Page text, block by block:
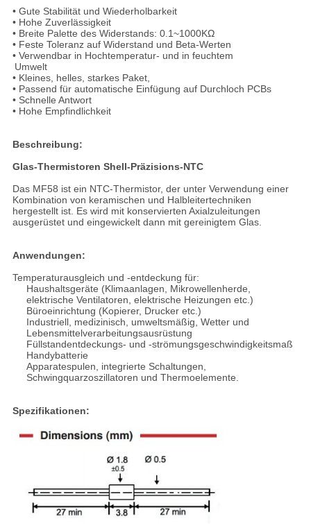
• Gute Stabilität und Wiederholbarkeit
• Hohe Zuverlässigkeit
• Breite Palette des Widerstands: 0.1~1000KΩ
• Feste Toleranz auf Widerstand und Beta-Werten
• Verwendbar in Hochtemperatur- und in feuchtem
Umwelt
• Kleines, helles, starkes Paket,
• Passend für automatische Einfügung auf Durchloch PCBs
• Schnelle Antwort
• Hohe Empfindlichkeit
Beschreibung:
Glas-Thermistoren Shell-Präzisions-NTC
Das MF58 ist ein NTC-Thermistor, der unter Verwendung einer
Kombination von keramischen und Halbleitertechniken
hergestellt ist. Es wird mit konservierten Axialzuleitungen
ausgerüstet und eingewickelt dann mit gereinigtem Glas.
Anwendungen:
Temperaturausgleich und -entdeckung für:
Haushaltsgeräte (Klimaanlagen, Mikrowellenherde,
elektrische Ventilatoren, elektrische Heizungen etc.)
Büroeinrichtung (Kopierer, Drucker etc.)
Industriell, medizinisch, umweltsmäßig, Wetter und
Lebensmittelverarbeitungsausrüstung
Füllstandentdeckungs- und -strömungsgeschwindigkeitsmaß
Handybatterie
Apparatespulen, integrierte Schaltungen,
Schwingquarzoszillatoren und Thermoelemente.
Spezifikationen: